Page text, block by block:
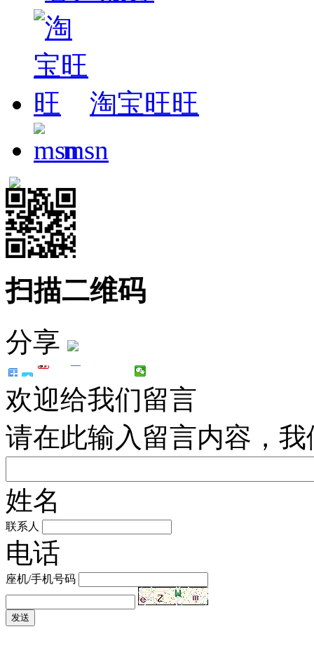
淘宝旺旺
msn
扫描二维码
分享
欢迎给我们留言
请在此输入留言内容，
姓名
联系人
电话
座机/手机号码